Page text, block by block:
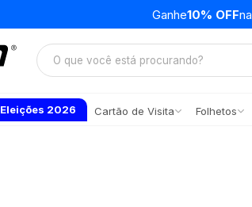
Ganhe10% OFF
Eleições 2026 Cartão de Visita Folhetos